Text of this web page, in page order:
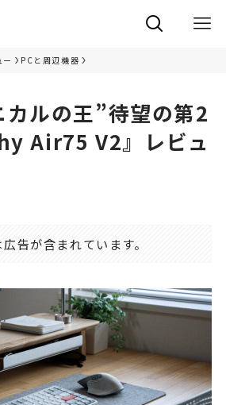
PCと周辺機器
ルの王”待望の第2
Air75 V2』レビュ
告が含まれています。